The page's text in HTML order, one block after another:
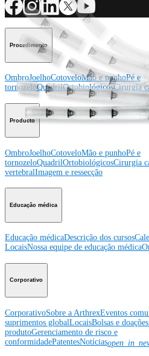
Procedimento
OmbroJoelhoCotoveloMão e punhoPé e
tornozeloQuadrilOrtobiológicosCirurgia
Producto
OmbroJoelhoCotoveloMão e punhoPé e
tornozeloQuadrilOrtobiológicosCirurgia
vertebralImagem e ressecção
Educação médica
Educação médicaDescrição dos cursos
LocaisNossa equipe de educação médica
Corporativo
CorporativoSobre a ArthrexEventos
suprimentos globalLocaisBolsas e doações
produtoGerenciamento de risco e
conformidadePatentesNotícias